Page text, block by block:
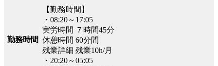
勤務時間
【勤務時間】
・08:20～17:05
実労時間 ７時間45分
休憩時間 60分間
残業詳細 残業10h/月
・20:20～05:05